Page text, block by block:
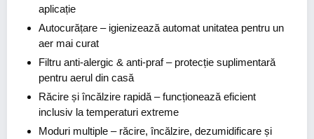
aplicație
Autocurățare – igienizează automat unitatea pentru un
aer mai curat
Filtru anti-alergic & anti-praf– protecție suplimentară
pentru aerul din casă
Răcire și încălzire rapidă – funcționează eficient
inclusiv la temperaturi extreme
Moduri multiple – răcire, încălzire, dezumidificare și